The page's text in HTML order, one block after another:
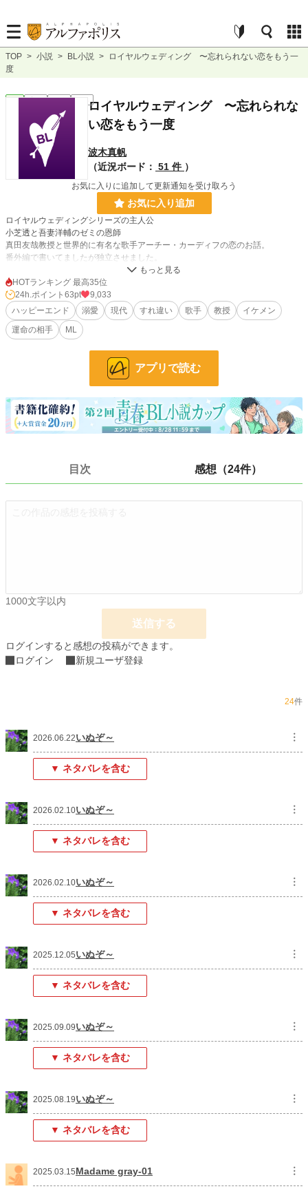
TOP > 小説 > BL小説 >
ロイヤルウェディング 〜忘れられない恋をもう一
度
BL 完結 短編
ロイヤルウェディング 〜忘れられな
い恋をもう一度
波木真帆
（近況ボード： 51 件 ）
お気に入りに追加して更新通知を受け取ろう
お気に入り追加
ロイヤルウェディングシリーズの主人公
小芝透と吾妻洋輔のゼミの恩師
真田友哉教授と世界的に有名な歌手アーチー・カーディフの恋のお話。
番外編で書いてましたが独立させました。
すれ違いで三十年近く離れ離れで過ごした二人。
教え子のおかげでまた二人の運命が始まる。
一途に愛し続けた大人な二人の恋のお話を楽しんでいただけると嬉しいです。
番外編の＜恩師への挨拶＞に真田教授視点のお話を加えて投稿しています。
R18には※つけます。
13,809 位 / 228,658 件
3,232 位 / 31,396 件
お気に入り 372
24h.ポイント 63 pt
更新日時 2026.02.10 09:00
年間ポイント 64,459 pt (8,589 位)
190,275 pt (20,609 位)
HOTランキング 最高35位
24h.ポイント 63pt
9,033
ハッピーエンド
溺愛 現代 すれ違い 歌手 教授
イケメン
運命の相手
ML
アプリで読む
目次 感想（24件）
1000文字以内
送信する
ログインすると感想の投稿ができます。
ログイン
新規ユーザ登録
24件
2026.06.22いぬぞ～ ︙
▼ ネタバレを含む
2026.02.10いぬぞ～ ︙
▼ ネタバレを含む
2026.02.10いぬぞ～ ︙
▼ ネタバレを含む
2025.12.05いぬぞ～ ︙
▼ ネタバレを含む
2025.09.09いぬぞ～ ︙
▼ ネタバレを含む
2025.08.19いぬぞ～ ︙
▼ ネタバレを含む
2025.03.15Madame gray-01 ︙